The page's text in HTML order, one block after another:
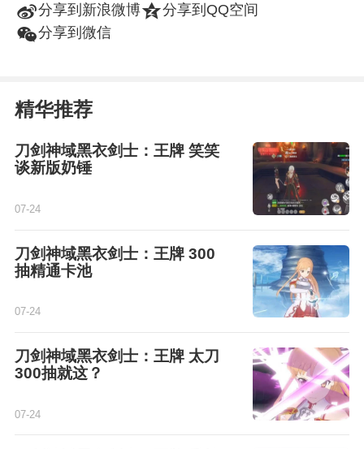
t分享到新浪微博z分享到QQ空间
w分享到微信
精华推荐
刀剑神域黑衣剑士：王牌 笑笑
谈新版奶锤
07-24
刀剑神域黑衣剑士：王牌 300
抽精通卡池
07-24
刀剑神域黑衣剑士：王牌 太刀
300抽就这？
07-24